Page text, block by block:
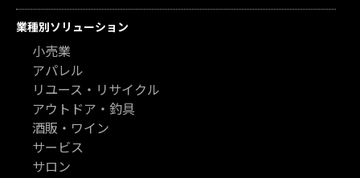
業種別ソリューション
小売業
アパレル
リユース・リサイクル
アウトドア・釣具
酒販・ワイン
サービス
サロン